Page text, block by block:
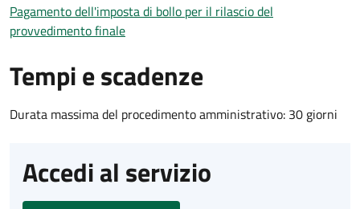
Pagamento dell'imposta di bollo per il rilascio del
provvedimento finale
Tempi e scadenze
Durata massima del procedimento amministrativo: 30 giorni
Accedi al servizio